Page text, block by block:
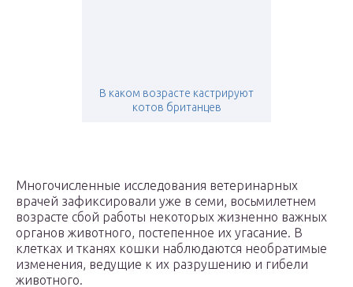
В каком возрасте кастрируют
котов британцев
Многочисленные исследования ветеринарных
врачей зафиксировали уже в семи, восьмилетнем
возрасте сбой работы некоторых жизненно важных
органов животного, постепенное их угасание. В
клетках и тканях кошки наблюдаются необратимые
изменения, ведущие к их разрушению и гибели
животного.